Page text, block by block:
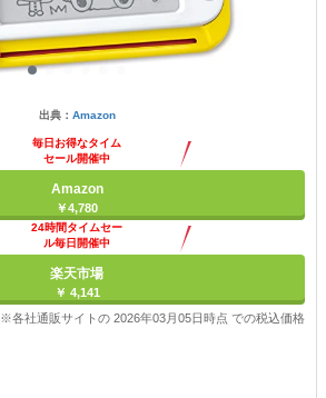
出典： Amazon
毎日お得なタイム
セール開催中
Amazon
￥4,780
24時間タイムセー
ル毎日開催中
楽天市場
￥ 4,141
※各社通販サイトの 2026年03月05日時点 での税込価格